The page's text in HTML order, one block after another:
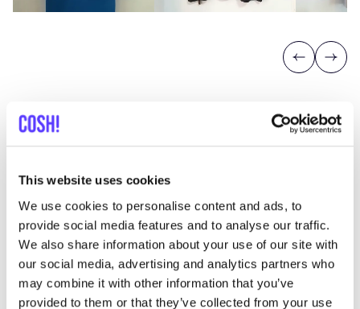
This website uses cookies
We use cookies to personalise content and ads, to
provide social media features and to analyse our traffic.
We also share information about your use of our site with
our social media, advertising and analytics partners who
may combine it with other information that you’ve
provided to them or that they’ve collected from your use
Previous
Next
Entdecke, wo Du Suski Store
einkaufen kannst